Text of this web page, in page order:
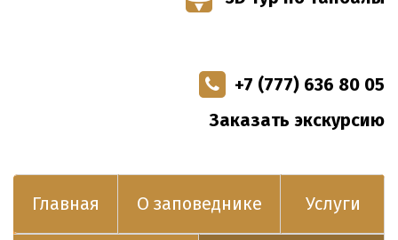
+7 (777) 636 80 05
Заказать экскурсию
Главная О заповеднике Услуги